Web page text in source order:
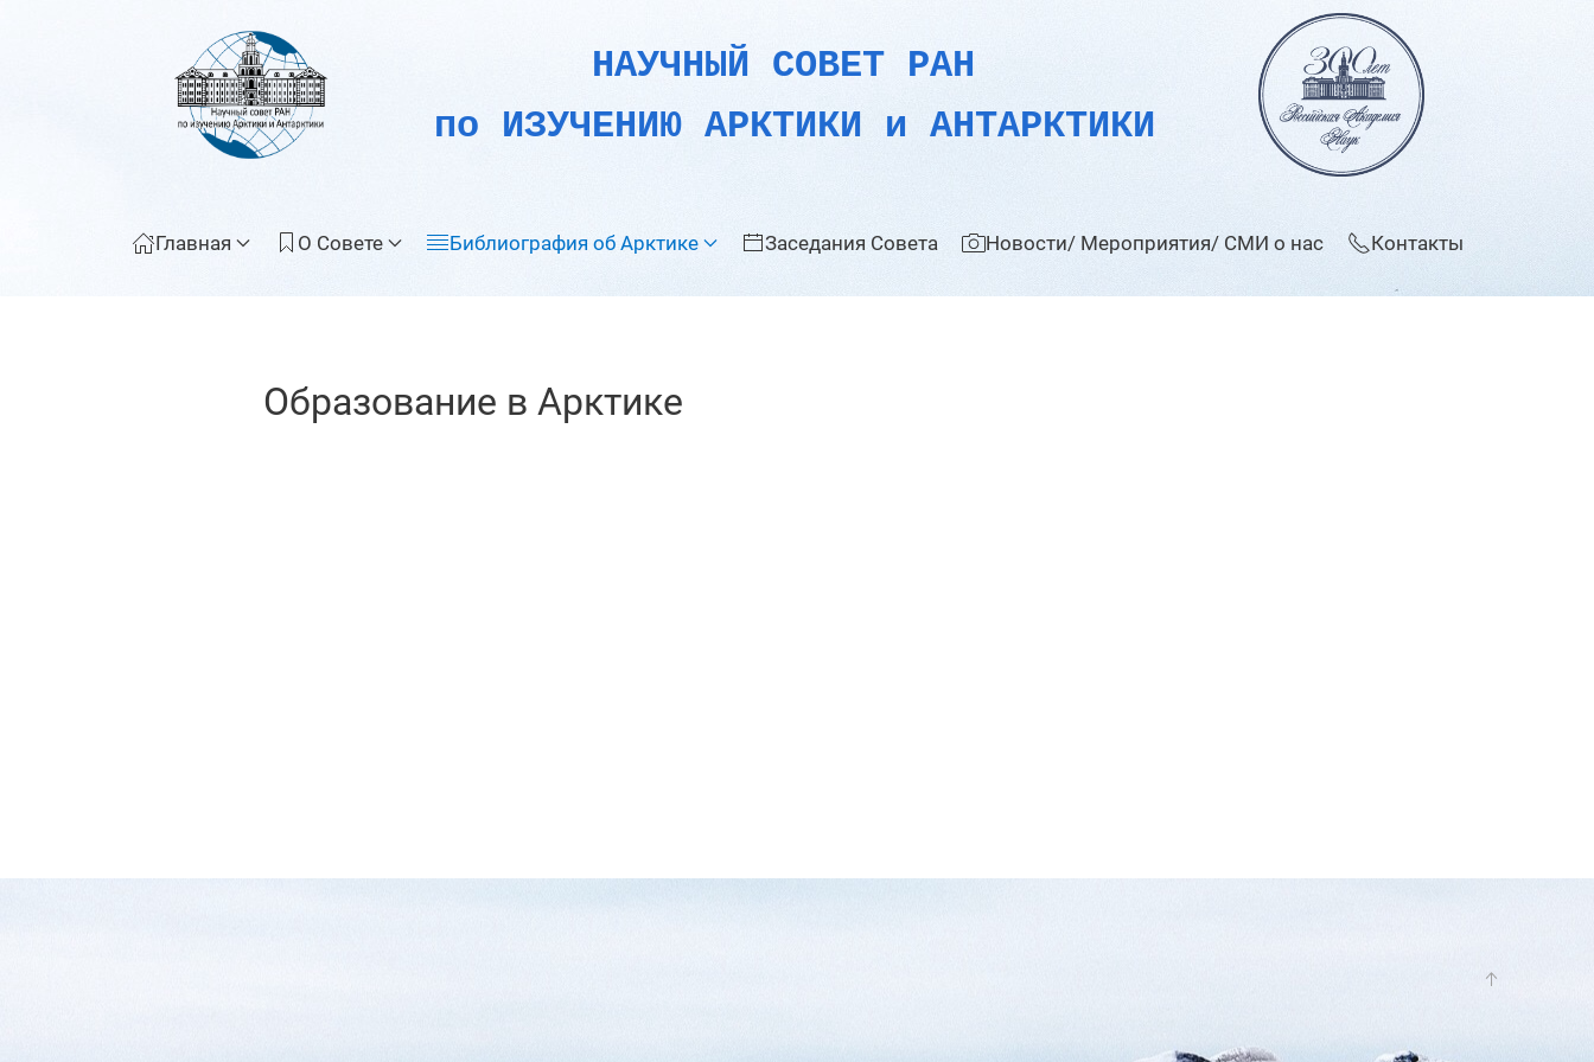
НАУЧНЫЙ СОВЕТ РАН
по ИЗУЧЕНИЮ АРКТИКИ и АНТАРКТИКИ
Главная О Совете Библиография об Арктике Заседания Совета Новости/ Мероприятия/ СМИ о нас Контакты
Образование в Арктике